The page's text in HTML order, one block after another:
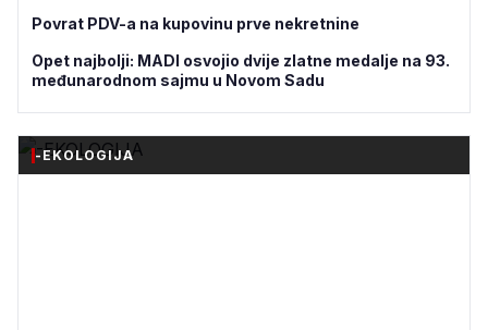
Povrat PDV-a na kupovinu prve nekretnine
Opet najbolji: MADI osvojio dvije zlatne medalje na 93.
međunarodnom sajmu u Novom Sadu
-EKOLOGIJA